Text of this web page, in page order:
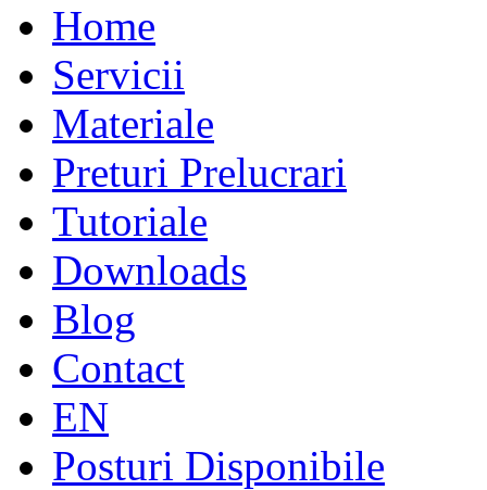
Home
Servicii
Materiale
Preturi Prelucrari
Tutoriale
Downloads
Blog
Contact
EN
Posturi Disponibile